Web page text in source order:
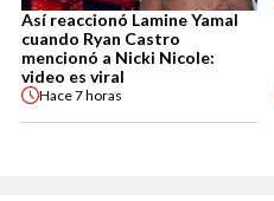
Así reaccionó Lamine Yamal
cuando Ryan Castro
mencionó a Nicki Nicole:
video es viral
Hace7 horas